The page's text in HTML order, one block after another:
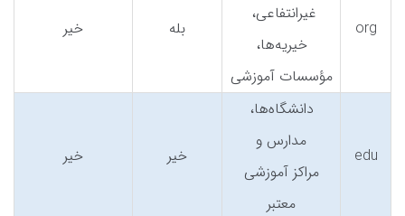
org
غیرانتفاعی،
خیریه‌ها،
مؤسسات آموزشی
بله خیر
edu
دانشگاه‌ها،
مدارس و
مراکز آموزشی
معتبر
خیر خیر